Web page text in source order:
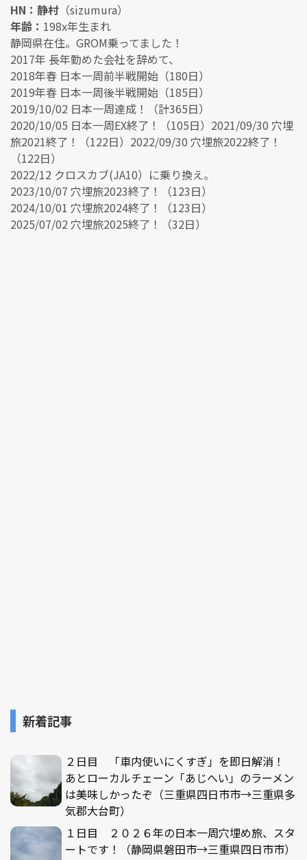
HN：静村 （sizumura）
年齢： 198x年生まれ
静岡県在住。GROM乗ってました！
2017年 長年勤めた会社を辞めて、
2018年春 日本一周前半戦開始（180日）
2019年春 日本一周後半戦開始（185日）
2019/10/02 日本一周達成！（計365日）
2020/10/05 日本一周EX終了！（105日）2021/09/30 穴埋
旅2021終了！（122日）2022/09/30 穴埋旅2022終了！
（122日）
2022/12 クロスカブ(JA10）に乗り換え。
2023/10/07 穴埋旅2023終了！（123日）
2024/10/01 穴埋旅2024終了！（123日）
2025/07/02 穴埋旅2025終了！（32日）
新着記事
２日目 「車内使いにくすぎ」を即日解消！
あとローカルチェーン「あじへい」のラーメン
は美味しかったぞ（三重県四日市市→三重県多
気郡大台町）
１日目 ２０２６年の日本一周穴埋め旅、スタ
ートです！（静岡県磐田市→三重県四日市市）